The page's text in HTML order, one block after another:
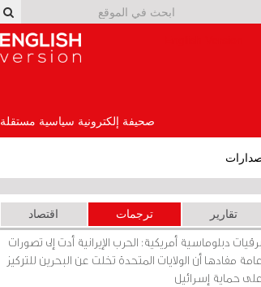
صحيفة إلكترونية سياسية مستقلة
تقارير ترجمات اقتصاد
برقيات دبلوماسية أمريكية: الحرب الإيرانية أدت إلى تصورات
عامة مفادها أن الولايات المتحدة تخلت عن البحرين للتركيز
على حماية إسرائيل